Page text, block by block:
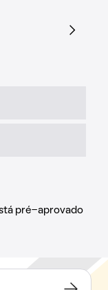
pré-aprovado